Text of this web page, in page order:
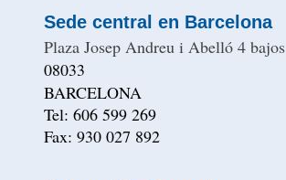
Sede central en Barcelona
Plaza Josep Andreu i Abelló 4 bajos
08033
BARCELONA
Tel: 606 599 269
Fax: 930 027 892